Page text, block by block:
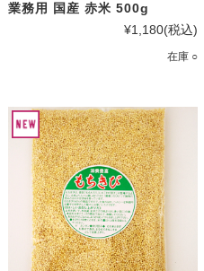
業務用 国産 赤米 500g
¥1,180(税込)
在庫 ○